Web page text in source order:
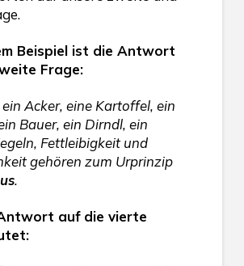
Beispiel ist die Antwort
Frage:
ein Acker, eine Kartoffel, ein
Bauer, ein Dirndl, ein
Fettleibigkeit und
gehören zum Urprinzip
.
auf die vierte